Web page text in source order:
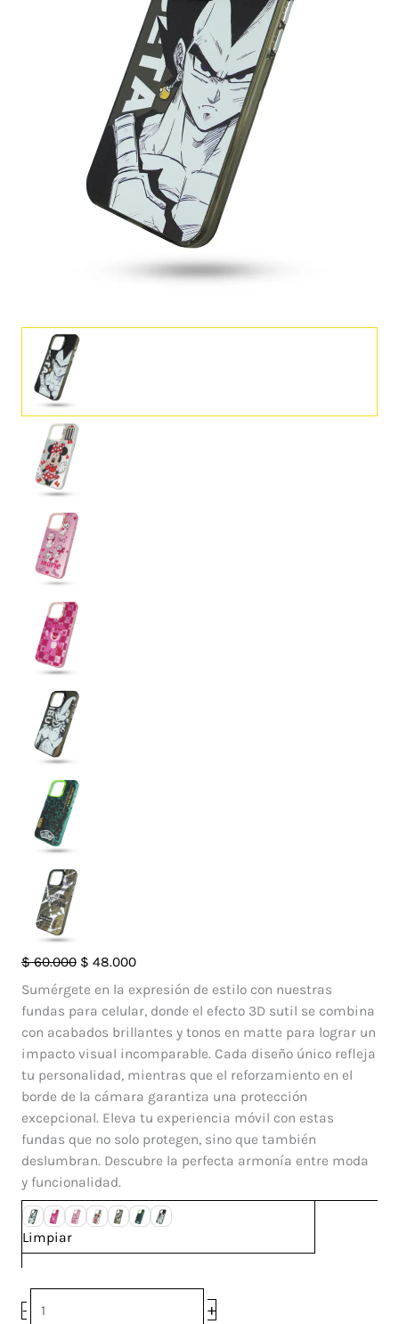
$60.000 El
precio
original
era:
$ 60.000.
$ 48.000El
precio
actual
es:
$ 48.000.
Sumérgete en la expresión de estilo con nuestras
fundas para celular, donde el efecto 3D sutil se combina
con acabados brillantes y tonos en matte para lograr un
impacto visual incomparable. Cada diseño único refleja
tu personalidad, mientras que el reforzamiento en el
borde de la cámara garantiza una protección
excepcional. Eleva tu experiencia móvil con estas
fundas que no solo protegen, sino que también
deslumbran. Descubre la perfecta armonía entre moda
y funcionalidad.
Limpiar
-
Case
Cool
Iphone
Pro
cantidad
+